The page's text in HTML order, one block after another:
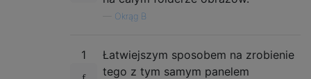
Okrąg B
1
Łatwiejszym sposobem na zrobienie
tego z tym samym panelem